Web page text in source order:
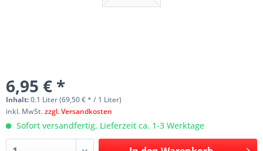
6,95 € *
Inhalt:0.1 Liter (69,50 € * / 1 Liter)
inkl. MwSt.zzgl. Versandkosten
Sofort versandfertig, Lieferzeit ca. 1-3 Werktage